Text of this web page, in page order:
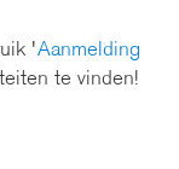
'Aanmelding
te vinden!